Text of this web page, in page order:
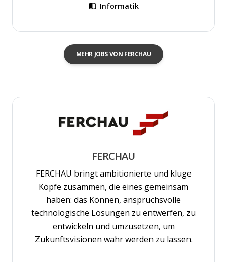
Informatik
MEHR JOBS VON FERCHAU
FERCHAU
FERCHAU bringt ambitionierte und kluge
Köpfe zusammen, die eines gemeinsam
haben: das Können, anspruchsvolle
technologische Lösungen zu entwerfen, zu
entwickeln und umzusetzen, um
Zukunftsvisionen wahr werden zu lassen.